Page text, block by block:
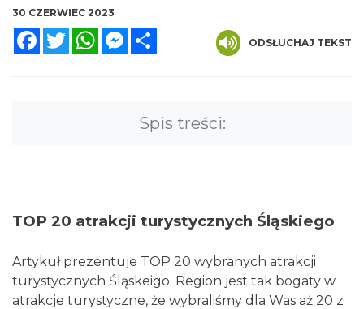
30 CZERWIEC 2023
FacebookTwitterWhatsAppMessenger
ODSŁUCHAJ TEKST
Spis treści:
TOP 20 atrakcji turystycznych Śląskiego
Artykuł prezentuje TOP 20 wybranych atrakcji
turystycznych Śląskeigo. Region jest tak bogaty w
atrakcje turystyczne, że wybraliśmy dla Was aż 20 z